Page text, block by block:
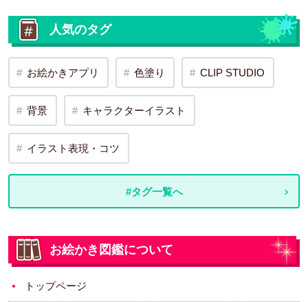
人気のタグ
お絵かきアプリ 色塗り CLIP STUDIO
背景 キャラクターイラスト
イラスト表現・コツ
#タグ一覧へ
お絵かき図鑑について
トップページ